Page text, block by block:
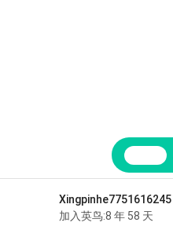
Xingpinhe7751616245
加入英鸟:8 年 58 天